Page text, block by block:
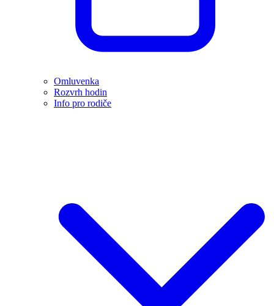
Omluvenka
Rozvrh hodin
Info pro rodiče